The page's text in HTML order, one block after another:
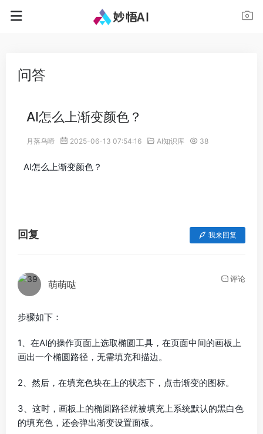
问答
AI怎么上渐变颜色？
月落乌啼 2025-06-13 07:54:16 AI知识库 38
AI怎么上渐变颜色？
回复 我来回复
萌萌哒 评论
步骤如下：
1、在AI的操作页面上选取椭圆工具，在页面中间的画板上
画出一个椭圆路径，无需填充和描边。
2、然后，在填充色块在上的状态下，点击渐变的图标。
3、这时，画板上的椭圆路径就被填充上系统默认的黑白色
的填充色，还会弹出渐变设置面板。